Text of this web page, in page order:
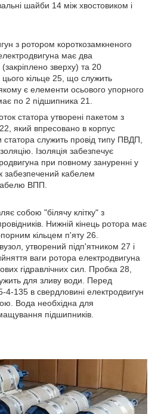
шайби 14 між хвостовиком і
з ротором короткозамкненого
має два
зверху) та 20
цього кільце 25, що служить
є елементи осьового упорного
по 2 підшипника 21.
статора утворені пакетом з
який впресовано в корпус
статора служить провід типу ПВДП,
Ізоляція забезпечує
при повному зануренні у
забезпечений кабелем
ВПП.
собою "білячу клітку" з
Нижній кінець ротора має
кільцем п'яту 26.
утворений підп'ятником 27 і
ваги ротора електродвигуна
гідравлічних сил. Пробка 28,
для зливу води. Перед
135 в свердловині електродвигун
Вода необхідна для
підшипників.